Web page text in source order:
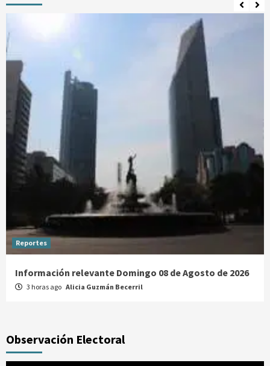
Reportes
Información relevante Domingo 08 de Agosto de 2026
3 horas ago Alicia Guzmán Becerril
Observación Electoral